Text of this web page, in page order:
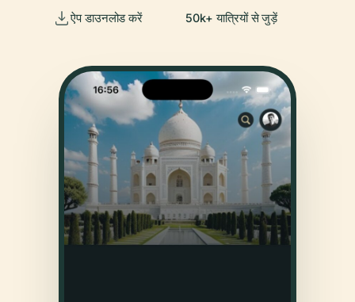
ऐप डाउनलोड करें 50k+ यात्रियों से जुड़ें